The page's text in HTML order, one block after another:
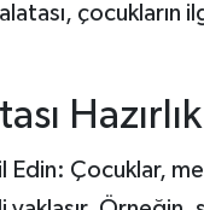
çocukların
Çocuklar,